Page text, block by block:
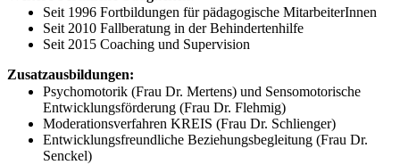
Seit 1996 Fortbildungen für pädagogische MitarbeiterInnen
Seit 2010 Fallberatung in der Behindertenhilfe
Seit 2015 Coaching und Supervision
Zusatzausbildungen:
Psychomotorik (Frau Dr. Mertens) und Sensomotorische
Entwicklungsförderung (Frau Dr. Flehmig)
Moderationsverfahren KREIS (Frau Dr. Schlienger)
Entwicklungsfreundliche Beziehungsbegleitung (Frau Dr.
Senckel)